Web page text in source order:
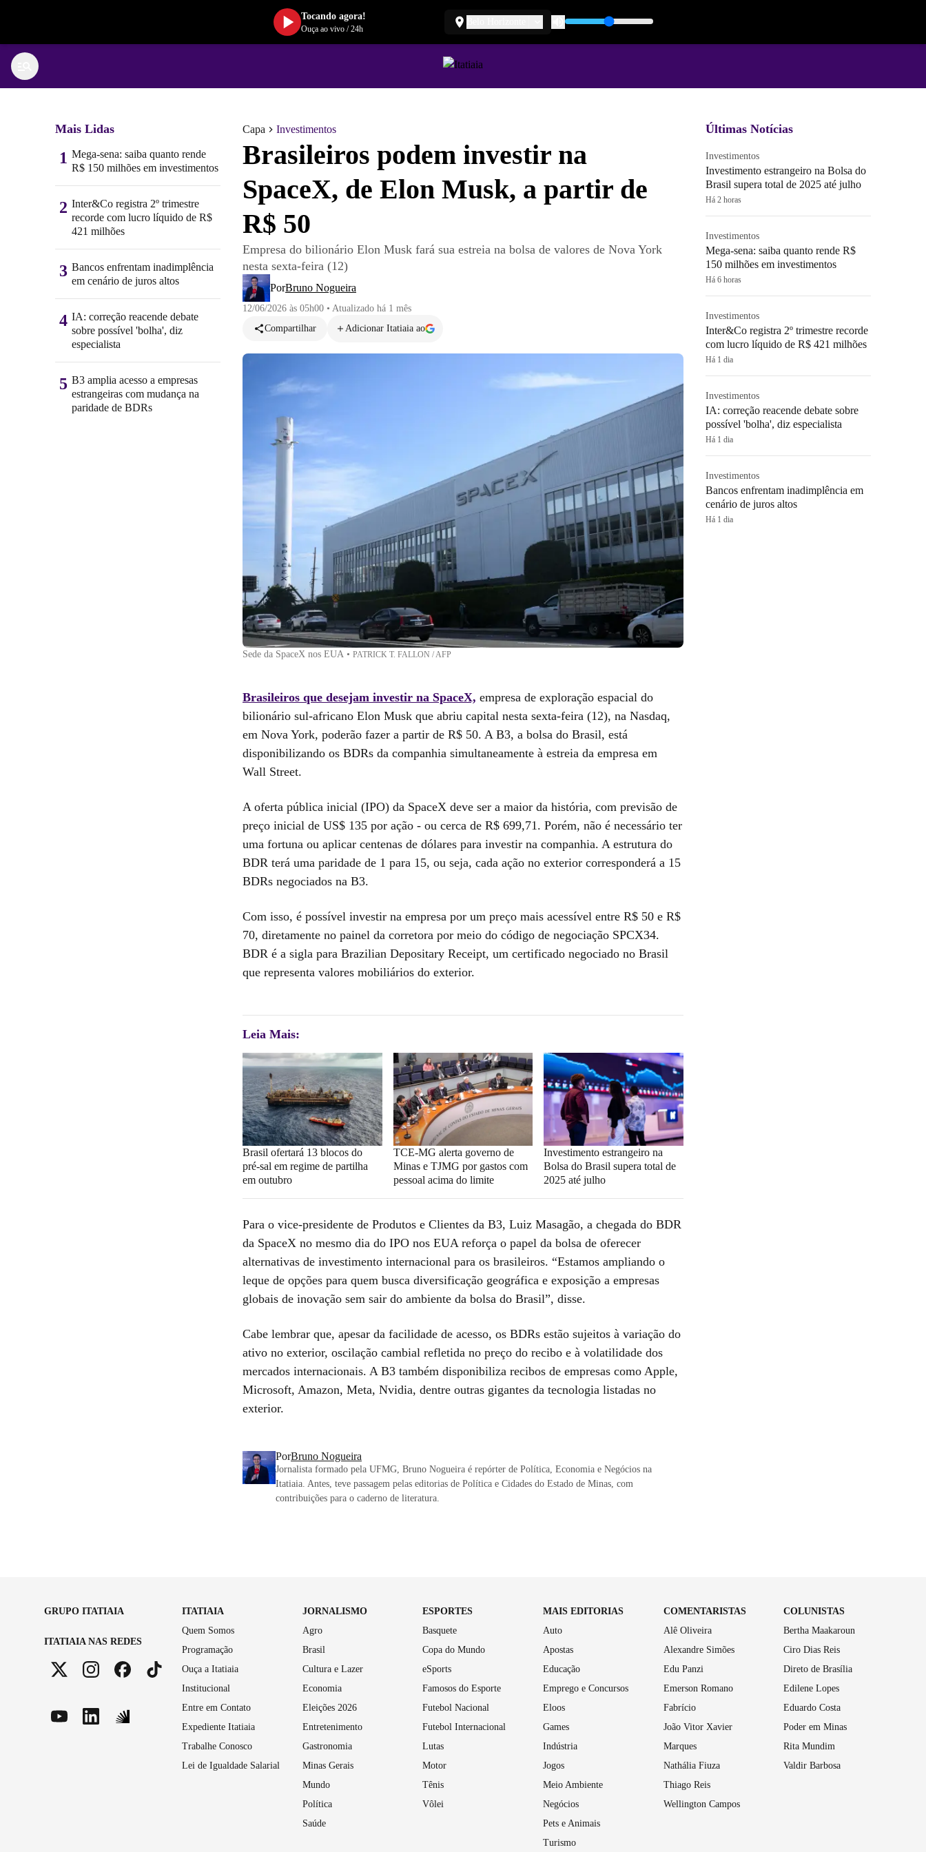
Capa Investimentos
Brasileiros podem investir na
SpaceX, de Elon Musk, a partir de
R$ 50
Empresa do bilionário Elon Musk fará sua estreia na bolsa de valores de Nova York
nesta sexta-feira (12)
PorBruno Nogueira
12/06/2026 às 05h00 • Atualizado há 1 mês
Compartilhar
Adicionar Itatiaia ao
Sede da SpaceX nos EUA • PATRICK T. FALLON / AFP
Brasileiros que desejam investir na SpaceX, empresa de exploração espacial do
bilionário sul-africano Elon Musk que abriu capital nesta sexta-feira (12), na Nasdaq,
em Nova York, poderão fazer a partir de R$ 50. A B3, a bolsa do Brasil, está
disponibilizando os BDRs da companhia simultaneamente à estreia da empresa em
Wall Street.
A oferta pública inicial (IPO) da SpaceX deve ser a maior da história, com previsão de
preço inicial de US$ 135 por ação - ou cerca de R$ 699,71. Porém, não é necessário ter
uma fortuna ou aplicar centenas de dólares para investir na companhia. A estrutura do
BDR terá uma paridade de 1 para 15, ou seja, cada ação no exterior corresponderá a 15
BDRs negociados na B3.
Com isso, é possível investir na empresa por um preço mais acessível entre R$ 50 e R$
70, diretamente no painel da corretora por meio do código de negociação SPCX34.
BDR é a sigla para Brazilian Depositary Receipt, um certificado negociado no Brasil
que representa valores mobiliários do exterior.
Leia Mais:
Brasil ofertará 13 blocos do
pré-sal em regime de partilha
em outubro
TCE-MG alerta governo de
Minas e TJMG por gastos com
pessoal acima do limite
Investimento estrangeiro na
Bolsa do Brasil supera total de
2025 até julho
Para o vice-presidente de Produtos e Clientes da B3, Luiz Masagão, a chegada do BDR
da SpaceX no mesmo dia do IPO nos EUA reforça o papel da bolsa de oferecer
alternativas de investimento internacional para os brasileiros. “Estamos ampliando o
leque de opções para quem busca diversificação geográfica e exposição a empresas
globais de inovação sem sair do ambiente da bolsa do Brasil”, disse.
Cabe lembrar que, apesar da facilidade de acesso, os BDRs estão sujeitos à variação do
ativo no exterior, oscilação cambial refletida no preço do recibo e à volatilidade dos
mercados internacionais. A B3 também disponibiliza recibos de empresas como Apple,
Microsoft, Amazon, Meta, Nvidia, dentre outras gigantes da tecnologia listadas no
exterior.
PorBruno Nogueira
Jornalista formado pela UFMG, Bruno Nogueira é repórter de Política, Economia e Negócios na
Itatiaia. Antes, teve passagem pelas editorias de Política e Cidades do Estado de Minas, com
contribuições para o caderno de literatura.
Mais Lidas
1 Mega-sena: saiba quanto rende
R$ 150 milhões em investimentos
2 Inter&Co registra 2º trimestre
recorde com lucro líquido de R$
421 milhões
3 Bancos enfrentam inadimplência
em cenário de juros altos
4 IA: correção reacende debate
sobre possível 'bolha', diz
especialista
5 B3 amplia acesso a empresas
estrangeiras com mudança na
paridade de BDRs
Últimas Notícias
Investimentos
Investimento estrangeiro na Bolsa do
Brasil supera total de 2025 até julho
Há 2 horas
Investimentos
Mega-sena: saiba quanto rende R$
150 milhões em investimentos
Há 6 horas
Investimentos
Inter&Co registra 2º trimestre recorde
com lucro líquido de R$ 421 milhões
Há 1 dia
Investimentos
IA: correção reacende debate sobre
possível 'bolha', diz especialista
Há 1 dia
Investimentos
Bancos enfrentam inadimplência em
cenário de juros altos
Há 1 dia
GRUPO ITATIAIA
ITATIAIA NAS REDES
ITATIAIA
Quem Somos
Programação
Ouça a Itatiaia
Institucional
Entre em Contato
Expediente Itatiaia
Trabalhe Conosco
Lei de Igualdade Salarial
JORNALISMO
Agro
Brasil
Cultura e Lazer
Economia
Eleições 2026
Entretenimento
Gastronomia
Minas Gerais
Mundo
Política
Saúde
ESPORTES
Basquete
Copa do Mundo
eSports
Famosos do Esporte
Futebol Nacional
Futebol Internacional
Lutas
Motor
Tênis
Vôlei
MAIS EDITORIAS
Auto
Apostas
Educação
Emprego e Concursos
Eloos
Games
Indústria
Jogos
Meio Ambiente
Negócios
Pets e Animais
Turismo
COMENTARISTAS
Alê Oliveira
Alexandre Simões
Edu Panzi
Emerson Romano
Fabrício
João Vitor Xavier
Marques
Nathália Fiuza
Thiago Reis
Wellington Campos
COLUNISTAS
Bertha Maakaroun
Ciro Dias Reis
Direto de Brasília
Edilene Lopes
Eduardo Costa
Poder em Minas
Rita Mundim
Valdir Barbosa
Tocando agora!
Ouça ao vivo/24h